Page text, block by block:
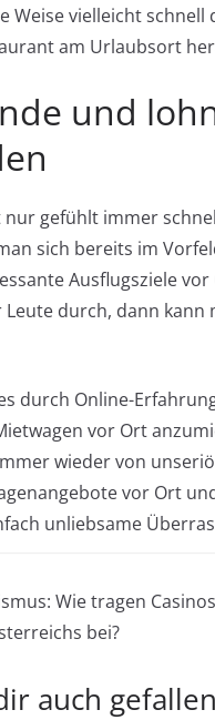
Weise vielleicht
am Urlaubsort
und
gefühlt immer
sich bereits im
Ausflugsziele
durch, dann
durch Online-
vor Ort
wieder von
vor Ort
unliebsame
Wie tragen
bei?
auch gefallen